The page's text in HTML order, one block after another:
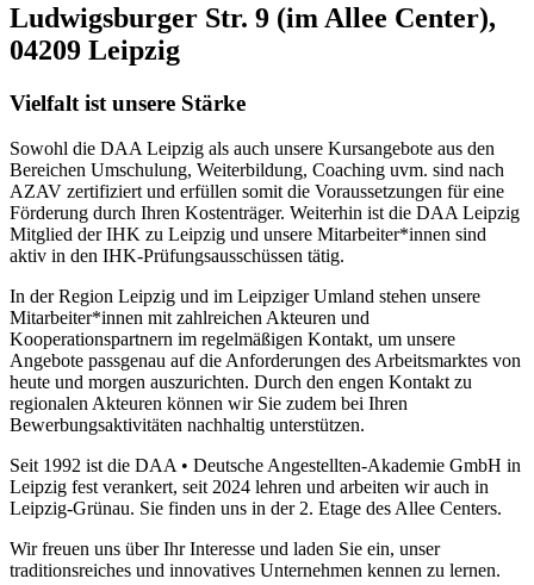
Ludwigsburger Str. 9 (im Allee Center),
04209 Leipzig
Vielfalt ist unsere Stärke
Sowohl die DAA Leipzig als auch unsere Kursangebote aus den
Bereichen Umschulung, Weiterbildung, Coaching uvm. sind nach
AZAV zertifiziert und erfüllen somit die Voraussetzungen für eine
Förderung durch Ihren Kostenträger. Weiterhin ist die DAA Leipzig
Mitglied der IHK zu Leipzig und unsere Mitarbeiter*innen sind
aktiv in den IHK-Prüfungsausschüssen tätig.
In der Region Leipzig und im Leipziger Umland stehen unsere
Mitarbeiter*innen mit zahlreichen Akteuren und
Kooperationspartnern im regelmäßigen Kontakt, um unsere
Angebote passgenau auf die Anforderungen des Arbeitsmarktes von
heute und morgen auszurichten. Durch den engen Kontakt zu
regionalen Akteuren können wir Sie zudem bei Ihren
Bewerbungsaktivitäten nachhaltig unterstützen.
Seit 1992 ist die DAA • Deutsche Angestellten-Akademie GmbH in
Leipzig fest verankert, seit 2024 lehren und arbeiten wir auch in
Leipzig-Grünau. Sie finden uns in der 2. Etage des Allee Centers.
Wir freuen uns über Ihr Interesse und laden Sie ein, unser
traditionsreiches und innovatives Unternehmen kennen zu lernen.